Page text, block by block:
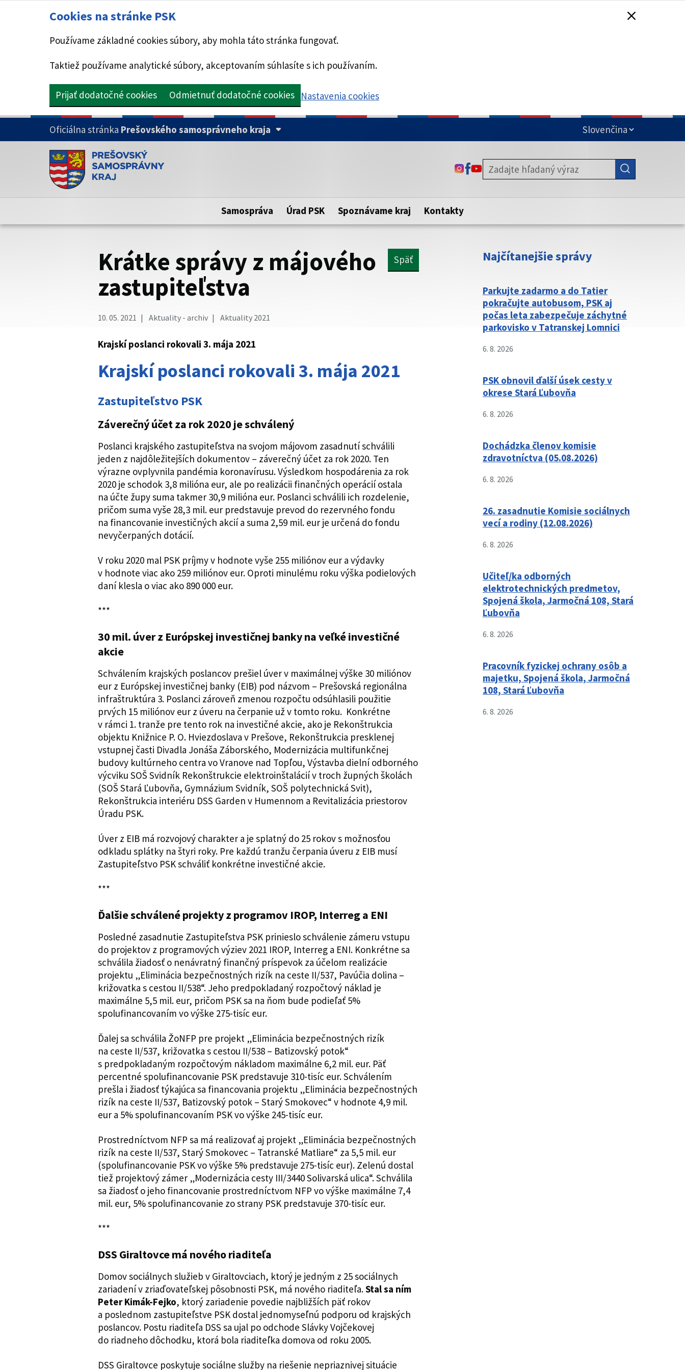
Cookies na stránke PSK
Používame základné cookies súbory, aby mohla táto stránka fungovať.
Taktiež používame analytické súbory, akceptovaním súhlasíte s ich používaním.
Prijať dodatočné cookies Odmietnuť dodatočné cookies Nastavenia cookies
PRESKOČIŤ NA HLAVNÝ OBSAH
Oficiálna stránka Prešovského samosprávneho kraja
Doména psk.sk je oficiálna
Toto je oficiálna webová stránka Prešovského samosprávneho kraja.
Táto stránka je zabezpečená
zabezpečenú webovú stránku. Zabezpečená stránka vždy začína
https:// pred názvom domény webového sídla.
ODKAZ SA OTVORÍ NA NOVEJ KARTE
ODKAZ SA OTVORÍ NA NOVEJ KARTE
ODKAZ SA OTVORÍ NA NOVEJ KARTE
Samospráva Úrad PSK Spoznávame kraj Kontakty
Krátke správy z májového
zastupiteľstva
Späť
10. 05. 2021 Aktuality - archiv Aktuality 2021
Krajskí poslanci rokovali 3. mája 2021
Krajskí poslanci rokovali 3. mája 2021
Zastupiteľstvo PSK
Záverečný účet za rok 2020 je schválený
Poslanci krajského zastupiteľstva na svojom májovom zasadnutí schválili
jeden z najdôležitejších dokumentov – záverečný účet za rok 2020. Ten
výrazne ovplyvnila pandémia koronavírusu. Výsledkom hospodárenia za rok
2020 je schodok 3,8 milióna eur, ale po realizácii finančných operácií ostala
na účte župy suma takmer 30,9 milióna eur. Poslanci schválili ich rozdelenie,
pričom suma vyše 28,3 mil. eur predstavuje prevod do rezervného fondu
na financovanie investičných akcií a suma 2,59 mil. eur je určená do fondu
nevyčerpaných dotácií.
V roku 2020 mal PSK príjmy v hodnote vyše 255 miliónov eur a výdavky
v hodnote viac ako 259 miliónov eur. Oproti minulému roku výška podielových
daní klesla o viac ako 890 000 eur.
***
30 mil. úver z Európskej investičnej banky na veľké investičné
akcie
Schválením krajských poslancov prešiel úver v maximálnej výške 30 miliónov
eur z Európskej investičnej banky (EIB) pod názvom – Prešovská regionálna
infraštruktúra 3. Poslanci zároveň zmenou rozpočtu odsúhlasili použitie
prvých 15 miliónov eur z úveru na čerpanie už v tomto roku. Konkrétne
v rámci 1. tranže pre tento rok na investičné akcie, ako je Rekonštrukcia
objektu Knižnice P. O. Hviezdoslava v Prešove, Rekonštrukcia presklenej
vstupnej časti Divadla Jonáša Záborského, Modernizácia multifunkčnej
budovy kultúrneho centra vo Vranove nad Topľou, Výstavba dielní odborného
výcviku SOŠ Svidník Rekonštrukcie elektroinštalácií v troch župných školách
(SOŠ Stará Ľubovňa, Gymnázium Svidník, SOŠ polytechnická Svit),
Rekonštrukcia interiéru DSS Garden v Humennom a Revitalizácia priestorov
Úradu PSK.
Úver z EIB má rozvojový charakter a je splatný do 25 rokov s možnosťou
odkladu splátky na štyri roky. Pre každú tranžu čerpania úveru z EIB musí
Zastupiteľstvo PSK schváliť konkrétne investičné akcie.
***
Ďalšie schválené projekty z programov IROP, Interreg a ENI
Posledné zasadnutie Zastupiteľstva PSK prinieslo schválenie zámeru vstupu
do projektov z programových výziev 2021 IROP, Interreg a ENI. Konkrétne sa
schválila žiadosť o nenávratný finančný príspevok za účelom realizácie
projektu „Eliminácia bezpečnostných rizík na ceste II/537, Pavúčia dolina –
križovatka s cestou II/538“. Jeho predpokladaný rozpočtový náklad je
maximálne 5,5 mil. eur, pričom PSK sa na ňom bude podieľať 5%
spolufinancovaním vo výške 275-tisíc eur.
Ďalej sa schválila ŽoNFP pre projekt „Eliminácia bezpečnostných rizík
na ceste II/537, križovatka s cestou II/538 – Batizovský potok“
s predpokladaným rozpočtovým nákladom maximálne 6,2 mil. eur. Päť
percentné spolufinancovanie PSK predstavuje 310-tisíc eur. Schválením
prešla i žiadosť týkajúca sa financovania projektu „Eliminácia bezpečnostných
rizík na ceste II/537, Batizovský potok – Starý Smokovec“ v hodnote 4,9 mil.
eur a 5% spolufinancovaním PSK vo výške 245-tisíc eur.
Prostredníctvom NFP sa má realizovať aj projekt „Eliminácia bezpečnostných
rizík na ceste II/537, Starý Smokovec – Tatranské Matliare“ za 5,5 mil. eur
(spolufinancovanie PSK vo výške 5% predstavuje 275-tisíc eur). Zelenú dostal
tiež projektový zámer „Modernizácia cesty III/3440 Solivarská ulica“. Schválila
sa žiadosť o jeho financovanie prostredníctvom NFP vo výške maximálne 7,4
mil. eur, 5% spolufinancovanie zo strany PSK predstavuje 370-tisíc eur.
***
DSS Giraltovce má nového riaditeľa
Domov sociálnych služieb v Giraltovciach, ktorý je jedným z 25 sociálnych
zariadení v zriaďovateľskej pôsobnosti PSK, má nového riaditeľa.Stal sa ním
Peter Kimák-Fejko, ktorý zariadenie povedie najbližších päť rokov
a poslednom zastupiteľstve PSK dostal jednomyseľnú podporu od krajských
poslancov. Postu riaditeľa DSS sa ujal po odchode Slávky Vojčekovej
do riadneho dôchodku, ktorá bola riaditeľka domova od roku 2005.
DSS Giraltovce poskytuje sociálne služby na riešenie nepriaznivej situácie
Najčítanejšie správy
Parkujte zadarmo a do Tatier
pokračujte autobusom, PSK aj
počas leta zabezpečuje záchytné
parkovisko v Tatranskej Lomnici
6. 8. 2026
PSK obnovil ďalší úsek cesty v
okrese Stará Ľubovňa
6. 8. 2026
Dochádzka členov komisie
zdravotníctva (05.08.2026)
6. 8. 2026
26. zasadnutie Komisie sociálnych
vecí a rodiny (12.08.2026)
6. 8. 2026
Učiteľ/ka odborných
elektrotechnických predmetov,
Spojená škola, Jarmočná 108, Stará
Ľubovňa
6. 8. 2026
Pracovník fyzickej ochrany osôb a
majetku, Spojená škola, Jarmočná
108, Stará Ľubovňa
6. 8. 2026